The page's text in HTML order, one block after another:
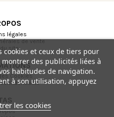
légales
de vente
site
Cookies
cookies et ceux de tiers pour
des publicités liées à
habitudes de navigation.
à son utilisation, appuyez
les cookies